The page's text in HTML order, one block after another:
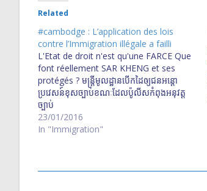
Related
#cambodge : L’application des lois
contre l’Immigration illégale a failli
L'Etat de droit n'est qu'une FARCE Que
font réellement SAR KHENG et ses
protégés ? មន្ត្រី​មូល​ដ្ឋាន​បើក​ដៃ​ឲ្យ​ជន​អន្តោ​
ប្រវេសន៍​ខុស​ច្បាប់​ខណៈ​ដែល​ប៉ូលីស​កំពុង​អនុវត្ត​
ច្បាប់
23/01/2016
In "Immigration"